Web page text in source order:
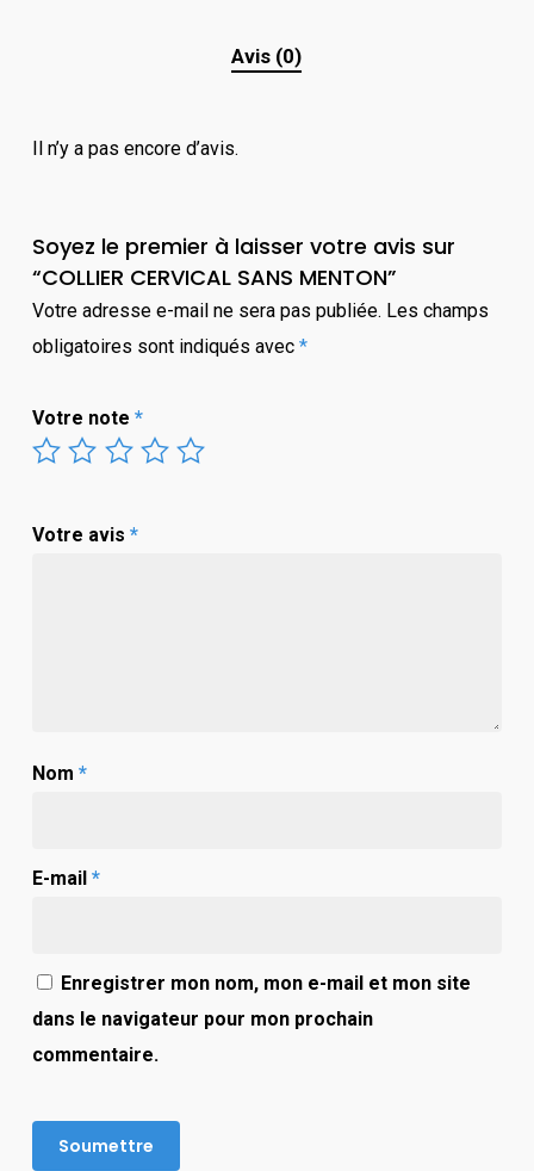
Avis (0)
Il n’y a pas encore d’avis.
Soyez le premier à laisser votre avis sur
“COLLIER CERVICAL SANS MENTON”
Votre adresse e-mail ne sera pas publiée. Les champs
obligatoires sont indiqués avec *
Votre note *
Votre avis *
Nom *
E-mail *
Enregistrer mon nom, mon e-mail et mon site
dans le navigateur pour mon prochain
commentaire.